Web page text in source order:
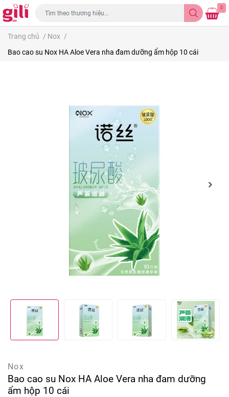
0
Trang chủ / Nox /
Bao cao su Nox HA Aloe Vera nha đam dưỡng ẩm hộp 10 cái
Nox
Bao cao su Nox HA Aloe Vera nha đam dưỡng
ẩm hộp 10 cái